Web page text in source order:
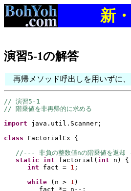
新
演習5-1の解答
再帰メソッド呼出しを用いずに、
// 演習5-1
// 階乗値を非再帰的に求める
import java.util.Scanner;
class FactorialEx {
//--- 非負の整数値nの階乗値を返
static int factorial ( int n ) {
int fact = 1 ;
while
( n > 1 )
fact *= n--;